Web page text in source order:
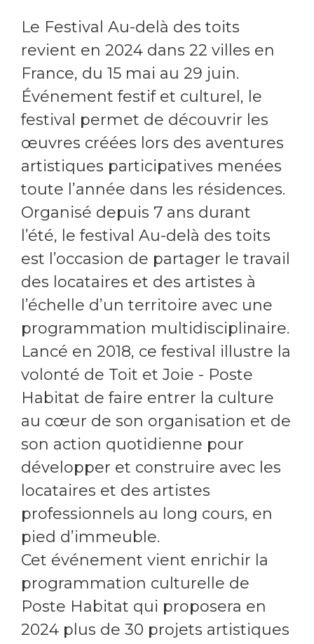
Le Festival Au-delà des toits
revient en 2024 dans 22 villes en
France, du 15 mai au 29 juin.
Événement festif et culturel, le
festival permet de découvrir les
œuvres créées lors des aventures
artistiques participatives menées
toute l’année dans les résidences.
Organisé depuis 7 ans durant
l’été, le festival Au-delà des toits
est l’occasion de partager le travail
des locataires et des artistes à
l’échelle d’un territoire avec une
programmation multidisciplinaire.
Lancé en 2018, ce festival illustre la
volonté de Toit et Joie - Poste
Habitat de faire entrer la culture
au cœur de son organisation et de
son action quotidienne pour
développer et construire avec les
locataires et des artistes
professionnels au long cours, en
pied d’immeuble.
Cet événement vient enrichir la
programmation culturelle de
Poste Habitat qui proposera en
2024 plus de 30 projets artistiques